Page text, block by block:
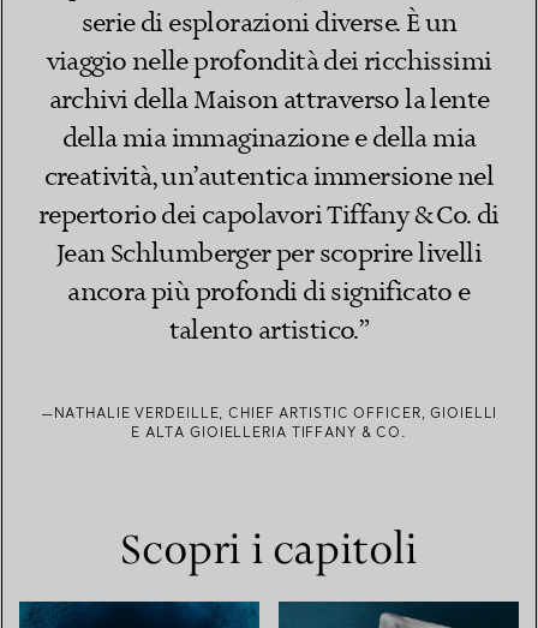
serie di esplorazioni diverse. È un
viaggio nelle profondità dei ricchissimi
archivi della Maison attraverso la lente
della mia immaginazione e della mia
creatività, un’autentica immersione nel
repertorio dei capolavori Tiffany & Co. di
Jean Schlumberger per scoprire livelli
ancora più profondi di significato e
talento artistico.”
—NATHALIE VERDEILLE, CHIEF ARTISTIC OFFICER, GIOIELLI
E ALTA GIOIELLERIA TIFFANY & CO.
Scopri i capitoli